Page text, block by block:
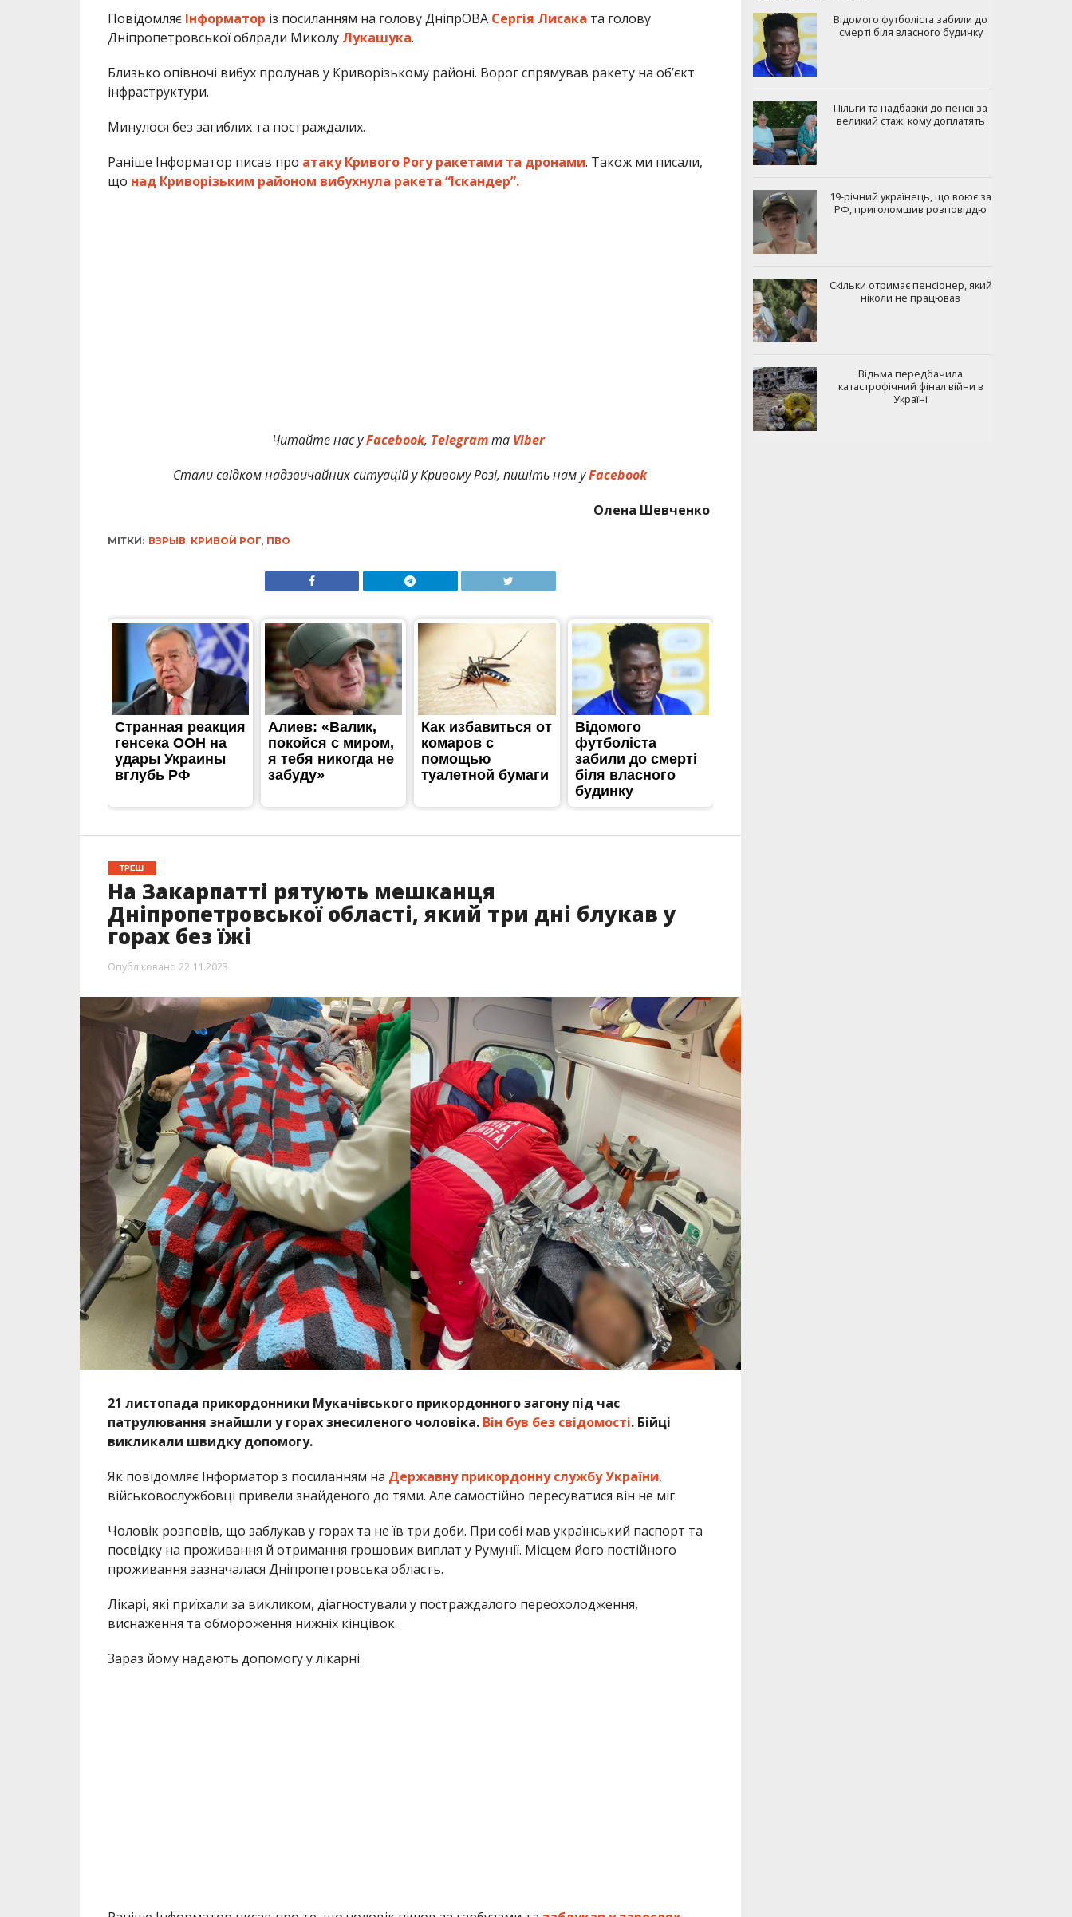
Повідомляє Інформатор із посиланням на голову ДніпрОВА Сергія Лисака та голову
Дніпропетровської облради Миколу Лукашука.
Близько опівночі вибух пролунав у Криворізькому районі. Ворог спрямував ракету на об’єкт
інфраструктури.
Минулося без загиблих та постраждалих.
Раніше Інформатор писав про атаку Кривого Рогу ракетами та дронами. Також ми писали,
що над Криворізьким районом вибухнула ракета “Іскандер”.
Читайте нас уFacebook, Telegramта Viber
Стали свідком надзвичайних ситуацій у Кривому Розі, пишіть нам уFacebook
Олена Шевченко
МІТКИ: ВЗРЫВ, КРИВОЙ РОГ, ПВО
ТРЕШ
На Закарпатті рятують мешканця
Дніпропетровської області, який три дні блукав у
горах без їжі
Опубліковано 22.11.2023
21 листопада прикордонники Мукачівського прикордонного загону під час
патрулювання знайшли у горах знесиленого чоловіка. Він був без свідомості. Бійці
викликали швидку допомогу.
Як повідомляє Інформатор з посиланням на Державну прикордонну службу України,
військовослужбовці привели знайденого до тями. Але самостійно пересуватися він не міг.
Чоловік розповів, що заблукав у горах та не їв три доби. При собі мав український паспорт та
посвідку на проживання й отримання грошових виплат у Румунії. Місцем його постійного
проживання зазначалася Дніпропетровська область.
Лікарі, які приїхали за викликом, діагностували у постраждалого переохолодження,
виснаження та обмороження нижніх кінцівок.
Зараз йому надають допомогу у лікарні.